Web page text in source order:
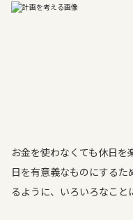
お金を使わなくても休日
日を有意義なものにする
るように、いろいろなこと